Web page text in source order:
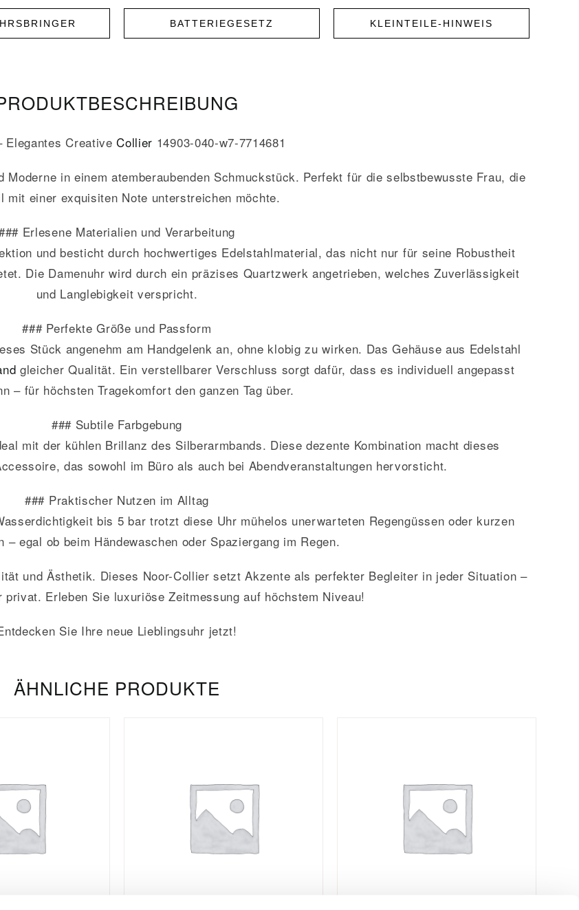
BATTERIEGESETZ KLEINTEILE-HINWEIS
Elegantes CreativeCollier 14903-040-w7-7714681
Moderne in einem atemberaubenden Schmuckstück. Perfekt für die selbstbewusste Frau, die
mit einer exquisiten Note unterstreichen möchte.
Erlesene Materialien und Verarbeitung
und besticht durch hochwertiges Edelstahlmaterial, das nicht nur für seine Robustheit
Die Damenuhr wird durch ein präzises Quartzwerk angetrieben, welches Zuverlässigkeit
und Langlebigkeit verspricht.
### Perfekte Größe und Passform
Stück angenehm am Handgelenk an, ohne klobig zu wirken. Das Gehäuse aus Edelstahl
gleicher Qualität. Ein verstellbarer Verschluss sorgt dafür, dass es individuell angepasst
– für höchsten Tragekomfort den ganzen Tag über.
### Subtile Farbgebung
mit der kühlen Brillanz des Silberarmbands. Diese dezente Kombination macht dieses
das sowohl im Büro als auch bei Abendveranstaltungen hervorsticht.
### Praktischer Nutzen im Alltag
bis 5 bar trotzt diese Uhr mühelos unerwarteten Regengüssen oder kurzen
– egal ob beim Händewaschen oder Spaziergang im Regen.
und Ästhetik. Dieses Noor-Collier setzt Akzente als perfekter Begleiter in jeder Situation –
Erleben Sie luxuriöse Zeitmessung auf höchstem Niveau!
Sie Ihre neue Lieblingsuhr jetzt!
ÄHNLICHE PRODUKTE